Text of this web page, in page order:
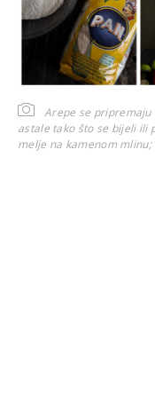
Arepe se pripremaju
astale tako što se bijeli ili
melje na kamenom mlinu;